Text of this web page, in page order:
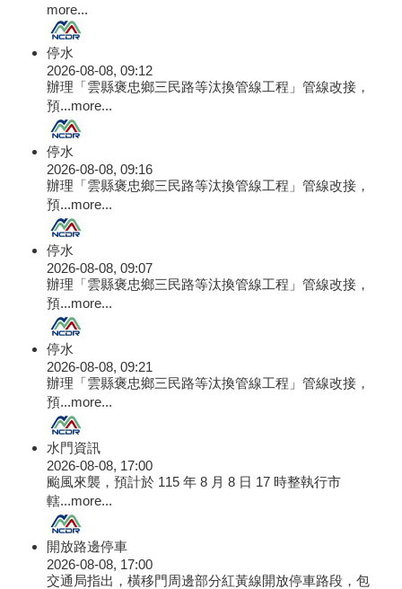
more...
停水
2026-08-08, 09:12
辦理「雲縣褒忠鄉三民路等汰換管線工程」管線改接，
預...more...
停水
2026-08-08, 09:16
辦理「雲縣褒忠鄉三民路等汰換管線工程」管線改接，
預...more...
停水
2026-08-08, 09:07
辦理「雲縣褒忠鄉三民路等汰換管線工程」管線改接，
預...more...
停水
2026-08-08, 09:21
辦理「雲縣褒忠鄉三民路等汰換管線工程」管線改接，
預...more...
水門資訊
2026-08-08, 17:00
颱風來襲，預計於 115 年 8 月 8 日 17 時整執行市
轄...more...
開放路邊停車
2026-08-08, 17:00
交通局指出，橫移門周邊部分紅黃線開放停車路段，包